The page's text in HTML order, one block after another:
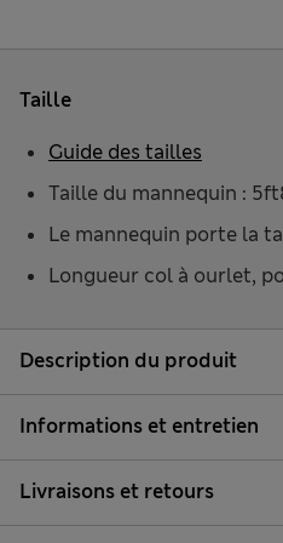
Description du produit
Informations et entretien
Livraisons et retours
Taille
Taille du mannequin :
Le mannequin porte la
Longueur col à ourlet,
Guide des tailles